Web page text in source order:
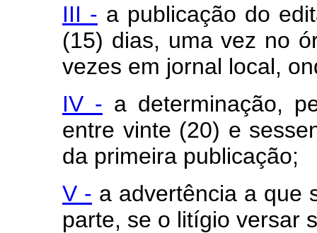
III - a publicação do
(15) dias, uma vez no
vezes em jornal local,
IV - a determinação,
entre vinte (20) e
da primeira publicação;
V - a advertência a que
parte, se o litígio versar